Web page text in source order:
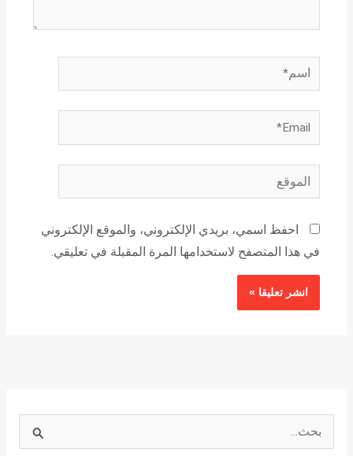
اسم*
Email*
الموقع
احفظ اسمي، بريدي الإلكتروني، والموقع الإلكتروني
في هذا المتصفح لاستخدامها المرة المقبلة في تعليقي.